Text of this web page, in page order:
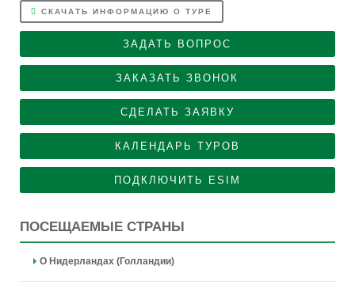
СКАЧАТЬ ИНФОРМАЦИЮ О ТУРЕ
ЗАДАТЬ ВОПРОС
ЗАКАЗАТЬ ЗВОНОК
СДЕЛАТЬ ЗАЯВКУ
КАЛЕНДАРЬ ТУРОВ
ПОДКЛЮЧИТЬ ESIM
ПОСЕЩАЕМЫЕ СТРАНЫ
О Нидерландах (Голландии)